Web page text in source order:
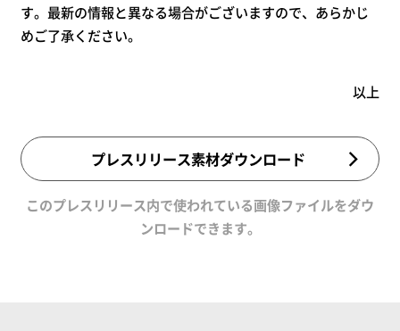
す。最新の情報と異なる場合がございますので、あらかじ
めご了承ください。
以上
プレスリリース素材ダウンロード
このプレスリリース内で使われている画像ファイルをダウ
ンロードできます。